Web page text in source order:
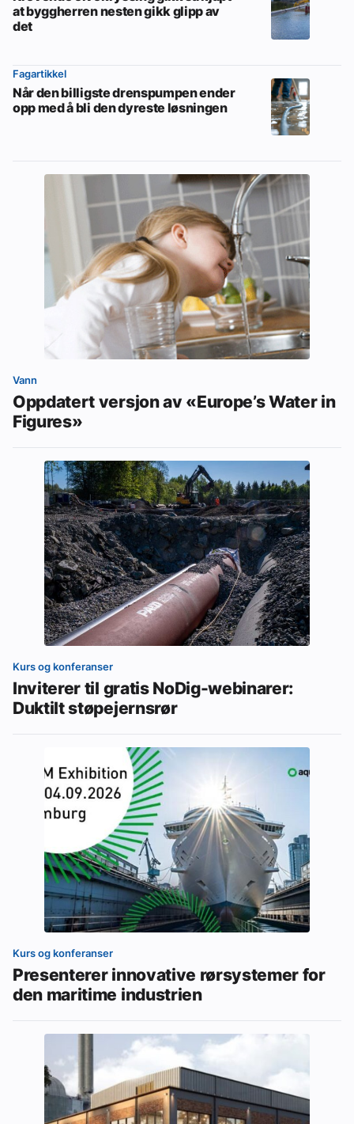
at byggherren nesten gikk glipp av
det
Fagartikkel
Når den billigste drenspumpen ender
opp med å bli den dyreste løsningen
Vann
Oppdatert versjon av «Europe’s Water in
Figures»
Kurs og konferanser
Inviterer til gratis NoDig-webinarer:
Duktilt støpejernsrør
Kurs og konferanser
Presenterer innovative rørsystemer for
den maritime industrien